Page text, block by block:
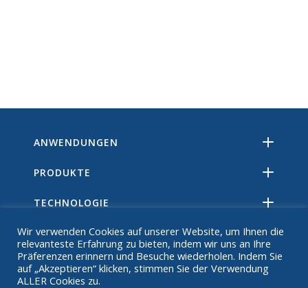
ANWENDUNGEN
PRODUKTE
TECHNOLOGIE
RESSOURCEN
ÜBER
Wir verwenden Cookies auf unserer Website, um Ihnen die
relevanteste Erfahrung zu bieten, indem wir uns an Ihre
Präferenzen erinnern und Besuche wiederholen. Indem Sie
auf „Akzeptieren“ klicken, stimmen Sie der Verwendung
ALLER Cookies zu.